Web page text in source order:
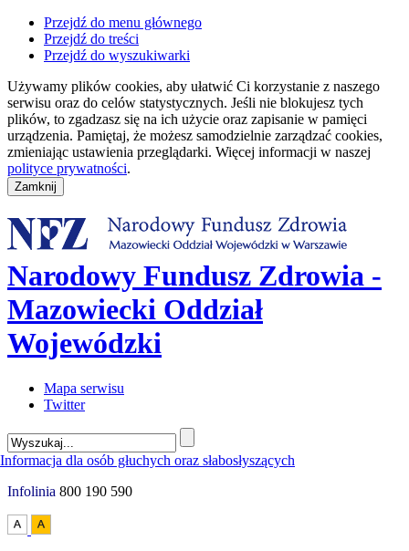
Przejdź do menu głównego
Przejdź do treści
Przejdź do wyszukiwarki
Używamy plików cookies, aby ułatwić Ci korzystanie z naszego
serwisu oraz do celów statystycznych. Jeśli nie blokujesz tych
plików, to zgadzasz się na ich użycie oraz zapisanie w pamięci
urządzenia. Pamiętaj, że możesz samodzielnie zarządzać cookies,
zmieniając ustawienia przeglądarki. Więcej informacji w naszej
polityce prywatności.
Narodowy Fundusz Zdrowia -
Mazowiecki Oddział
Wojewódzki
Mapa serwisu
Twitter
Infolinia 800 190 590